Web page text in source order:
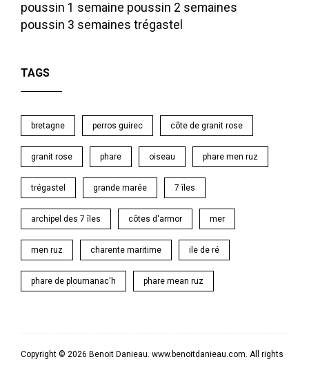
poussin 1 semaine poussin 2 semaines
poussin 3 semaines trégastel
TAGS
bretagne perros guirec côte de granit rose
granit rose phare oiseau phare men ruz
trégastel grande marée 7 îles
archipel des 7 îles côtes d'armor mer
men ruz charente maritime ile de ré
phare de ploumanac'h phare mean ruz
Copyright © 2026 Benoit Danieau. www.benoitdanieau.com. All rights